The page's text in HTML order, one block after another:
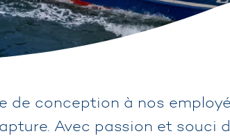
de conception à nos
Avec passion et souci